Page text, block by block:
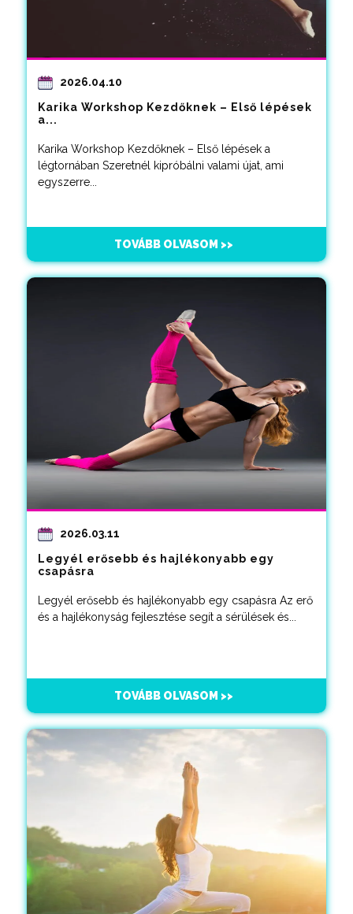
2026.04.10
Karika Workshop Kezdőknek – Első lépések
a...
Karika Workshop Kezdőknek – Első lépések a
légtornában Szeretnél kipróbálni valami újat, ami
egyszerre...
TOVÁBB OLVASOM >>
2026.03.11
Legyél erősebb és hajlékonyabb egy
csapásra
Legyél erősebb és hajlékonyabb egy csapásra Az erő
és a hajlékonyság fejlesztése segít a sérülések és...
TOVÁBB OLVASOM >>